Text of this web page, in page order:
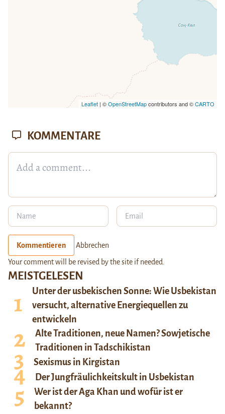
Leaflet| ©OpenStreetMapcontributors and ©CARTO
MEISTGELESEN
Unter der usbekischen Sonne: Wie Usbekistan
versucht, alternative Energiequellen zu
entwickeln
Alte Traditionen, neue Namen? Sowjetische
Traditionen in Tadschikistan
Sexismus in Kirgistan
Der Jungfräulichkeitskult in Usbekistan
Wer ist der Aga Khan und wofür ist er
bekannt?
KOMMENTARE
Kommentieren Abbrechen
Your comment will be revised by the site if needed.